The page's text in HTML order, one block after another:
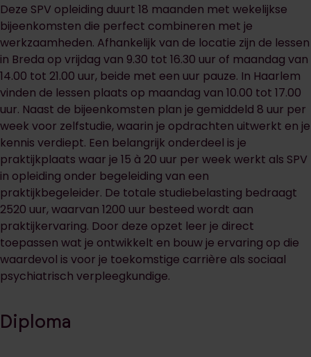
Deze SPV opleiding duurt 18 maanden met wekelijkse
bijeenkomsten die perfect combineren met je
werkzaamheden. Afhankelijk van de locatie zijn de lessen
in Breda op vrijdag van 9.30 tot 16.30 uur of maandag van
14.00 tot 21.00 uur, beide met een uur pauze. In Haarlem
vinden de lessen plaats op maandag van 10.00 tot 17.00
uur. Naast de bijeenkomsten plan je gemiddeld 8 uur per
week voor zelfstudie, waarin je opdrachten uitwerkt en je
kennis verdiept. Een belangrijk onderdeel is je
praktijkplaats waar je 15 à 20 uur per week werkt als SPV
in opleiding onder begeleiding van een
praktijkbegeleider. De totale studiebelasting bedraagt
2520 uur, waarvan 1200 uur besteed wordt aan
praktijkervaring. Door deze opzet leer je direct
toepassen wat je ontwikkelt en bouw je ervaring op die
waardevol is voor je toekomstige carrière als sociaal
psychiatrisch verpleegkundige.
Diploma